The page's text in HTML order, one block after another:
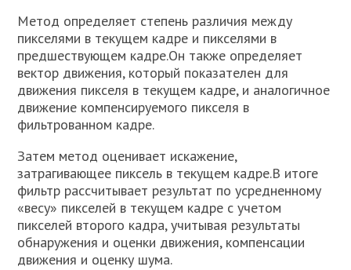
Метод определяет степень различия между
пикселями в текущем кадре и пикселями в
предшествующем кадре.Он также определяет
вектор движения, который показателен для
движения пикселя в текущем кадре, и аналогичное
движение компенсируемого пикселя в
фильтрованном кадре.
Затем метод оценивает искажение,
затрагивающее пиксель в текущем кадре.В итоге
фильтр рассчитывает результат по усредненному
«весу» пикселей в текущем кадре с учетом
пикселей второго кадра, учитывая результаты
обнаружения и оценки движения, компенсации
движения и оценку шума.